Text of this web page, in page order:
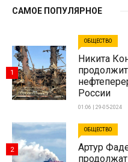
САМОЕ ПОПУЛЯРНОЕ
ОБЩЕСТВО
Никита
России
01:06 | 29-05-2024
1
ОБЩЕСТВО
Артур
2